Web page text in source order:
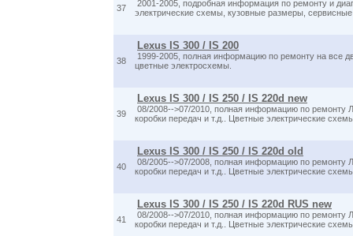
37
2001-2005, подробная информация по ремонту и
электрические схемы, кузовные размеры,
38
Lexus IS 300 / IS 200
1999-2005, полная информацию по ремонту на все
цветные электросхемы.
39
Lexus IS 300 / IS 250 / IS 220d new
08/2008-->07/2010, полная информацию по ремонту
коробки передач и т.д.. Цветные электрические
40
Lexus IS 300 / IS 250 / IS 220d old
08/2005-->07/2008, полная информацию по ремонту
коробки передач и т.д.. Цветные электрические
41
Lexus IS 300 / IS 250 / IS 220d RUS new
08/2008-->07/2010, полная информацию по ремонту
коробки передач и т.д.. Цветные электрические